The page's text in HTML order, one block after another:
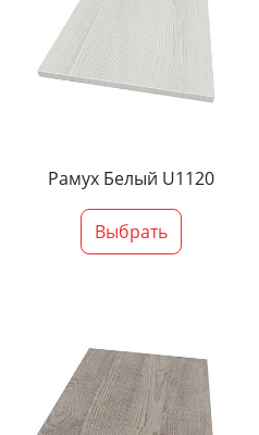
Рамух Белый U1120
Выбрать